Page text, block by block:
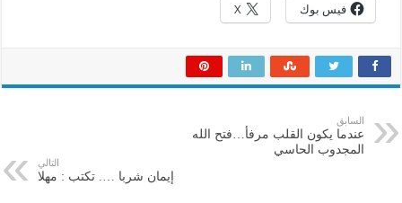
فيس بوك X
السابق
عندما يكون القلب مرفأ…فتح الله
المجدوب الحاسي
التالي
إيمان شربا …. تكتب : مهلا